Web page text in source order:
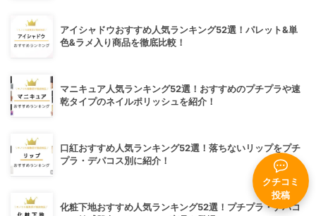
クチコミ
投稿
アイシャドウおすすめ人気ランキング52選！パレット&単
色&ラメ入り商品を徹底比較！
マニキュア人気ランキング52選！おすすめのプチプラや速
乾タイプのネイルポリッシュを紹介！
口紅おすすめ人気ランキング52選！落ちないリップをプチ
プラ・デパコス別に紹介！
化粧下地おすすめ人気ランキング52選！プチプラ・デパコ